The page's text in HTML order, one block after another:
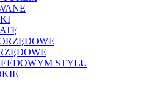
STYLU